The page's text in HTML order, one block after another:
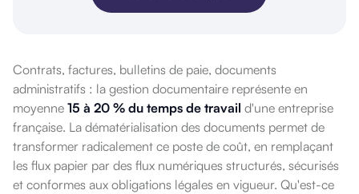
Contrats, factures, bulletins de paie, documents
administratifs : la gestion documentaire représente en
moyenne15 à 20 % du temps de travail d'une entreprise
française. La dématérialisation des documents permet de
transformer radicalement ce poste de coût, en remplaçant
les flux papier par des flux numériques structurés, sécurisés
et conformes aux obligations légales en vigueur. Qu'est-ce